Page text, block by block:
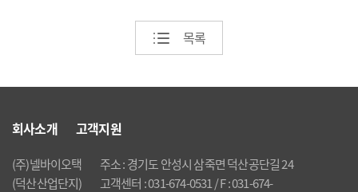
목록
회사소개 고객지원
(주)넬바이오택
주소 : 경기도 안성시 삼죽면 덕산공단길 24
(덕산산업단지)
고객센터 : 031-674-0531 / F : 031-674-